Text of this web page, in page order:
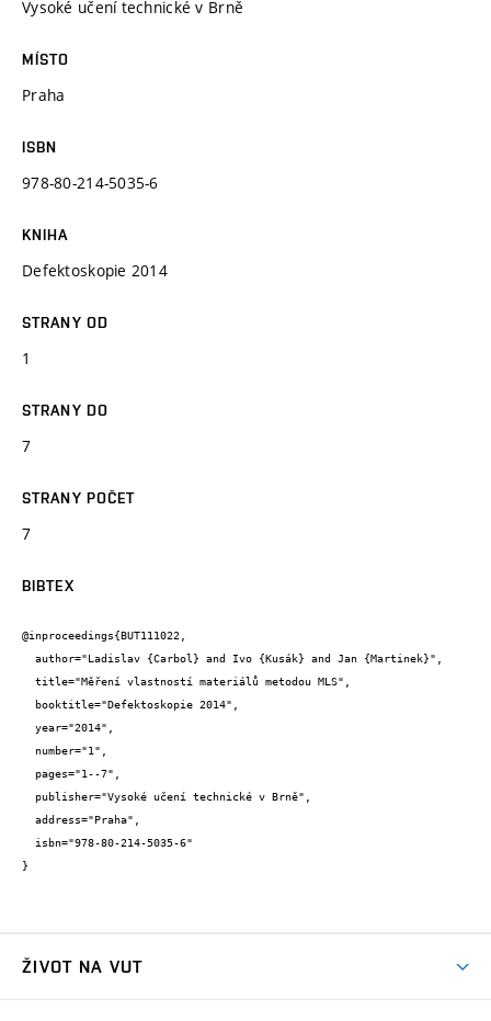
Vysoké učení technické v Brně
MÍSTO
Praha
ISBN
978-80-214-5035-6
KNIHA
Defektoskopie 2014
STRANY OD
1
STRANY DO
7
STRANY POČET
7
BIBTEX
@inproceedings{BUT111022,
}
ŽIVOT NA VUT